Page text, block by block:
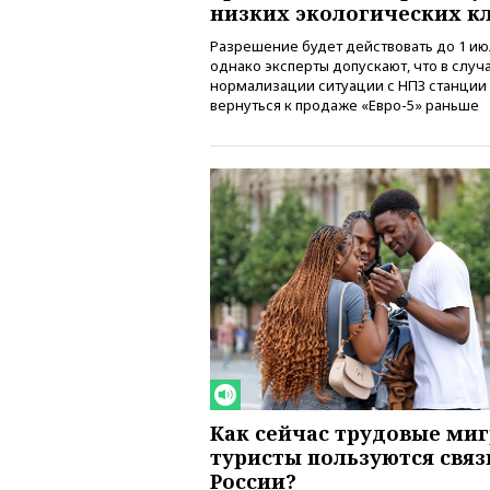
низких экологических
Разрешение будет действовать до 1
однако эксперты допускают, что в
нормализации ситуации с НПЗ станции
вернуться к продаже «Евро-5» раньше
Как сейчас трудовые
туристы пользуются
России?